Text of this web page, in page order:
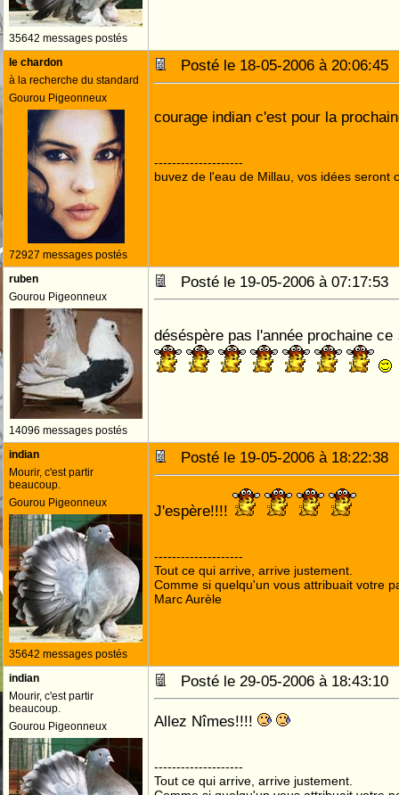
35642 messages postés
le chardon
à la recherche du standard
Gourou Pigeonneux
72927 messages postés
Posté le 18-05-2006 à
courage indian c'est pour la
--------------------
buvez de l'eau de Millau, vos idées seront
ruben
Gourou Pigeonneux
14096 messages postés
Posté le 19-05-2006 à
déséspère pas l'année prochaine
indian
Mourir, c'est partir
beaucoup.
Gourou Pigeonneux
35642 messages postés
Posté le 19-05-2006 à
J'espère!!!!
--------------------
Tout ce qui arrive, arrive justement.
Comme si quelqu'un vous attribuait votre
Marc Aurèle
indian
Mourir, c'est partir
beaucoup.
Gourou Pigeonneux
Posté le 29-05-2006 à
Allez Nîmes!!!!
--------------------
Tout ce qui arrive, arrive justement.